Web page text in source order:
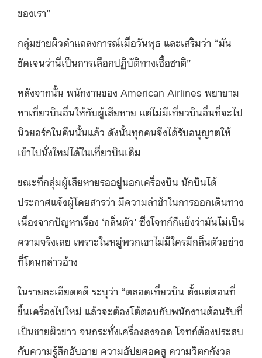
ของเรา”
กลุ่มชายผิวดำแถลงการณ์เมื่อวันพุธ และเสริมว่า “มัน
ชัดเจนว่านี่เป็นการเลือกปฏิบัติทางเชื้อชาติ”
หลังจากนั้น พนักงานของ American Airlines พยายาม
หาเที่ยวบินอื่นให้กับผู้เสียหาย แต่ไม่มีเที่ยวบินอื่นที่จะไป
นิวยอร์กในคืนนั้นแล้ว ดังนั้นทุกคนจึงได้รับอนุญาตให้
เข้าไปนั่งใหม่ได้ในเที่ยวบินเดิม
ขณะที่กลุ่มผู้เสียหายรออยู่นอกเครื่องบิน นักบินได้
ประกาศแจ้งผู้โดยสารว่า มีความล่าช้าในการออกเดินทาง
เนื่องจากปัญหาเรื่อง ‘กลิ่นตัว’ ซึ่งโจทก์ก็แย้งว่ามันไม่เป็น
ความจริงเลย เพราะในหมู่พวกเขาไม่มีใครมีกลิ่นตัวอย่าง
ที่โดนกล่าวอ้าง
ในรายละเอียดคดี ระบุว่า “ตลอดเที่ยวบิน ตั้งแต่ตอนที่
ขึ้นเครื่องไปใหม่ แล้วจะต้องโต้ตอบกับพนักงานต้อนรับที่
เป็นชายผิวขาว จนกระทั่งเครื่องลงจอด โจทก์ต้องประสบ
กับความรู้สึกอับอาย ความอัปยศอดสู ความวิตกกังวล